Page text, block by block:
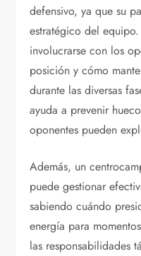
defensivo, ya que su
estratégico del
involucrarse con los
posición y cómo
durante las diversas
ayuda a prevenir
oponentes pueden
Además, un
puede gestionar
sabiendo cuándo
energía para
las responsabilidades